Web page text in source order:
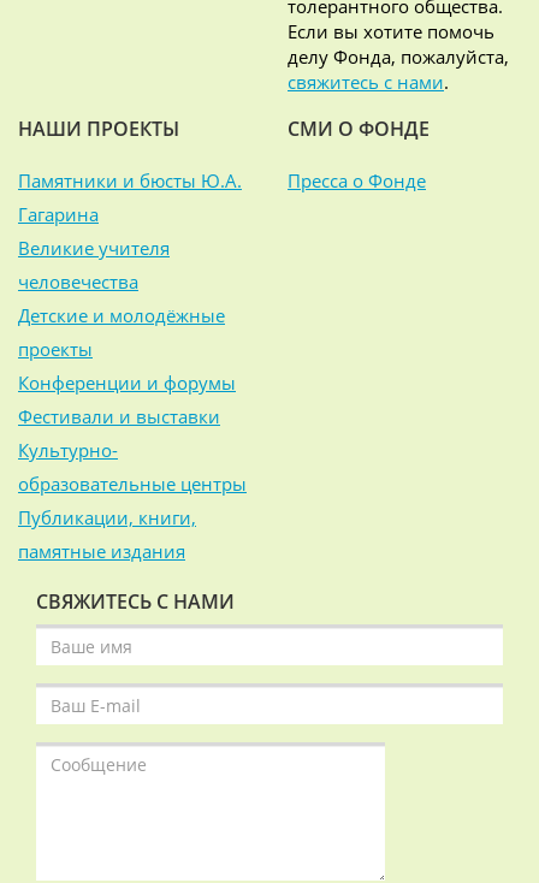
толерантного общества.
Если вы хотите помочь
делу Фонда, пожалуйста,
свяжитесь с нами.
НАШИ ПРОЕКТЫ
Памятники и бюсты Ю.А.
Гагарина
Великие учителя
человечества
Детские и молодёжные
проекты
Конференции и форумы
Фестивали и выставки
Культурно-
образовательные центры
Публикации, книги,
памятные издания
СМИ О ФОНДЕ
Пресса о Фонде
СВЯЖИТЕСЬ С НАМИ